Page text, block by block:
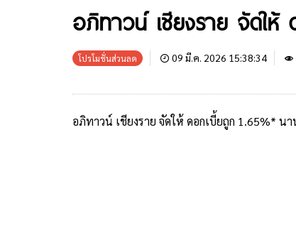
อภิทาวน์ เชียงราย จัดให้
โปรโมชั่นส่วนลด 09 มี.ค. 2026 15:38:34
อภิทาวน์ เชียงราย จัดให้ ดอกเบี้ยถูก 1.65%*